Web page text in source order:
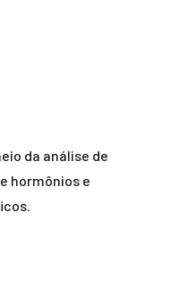
da análise de
hormônios e